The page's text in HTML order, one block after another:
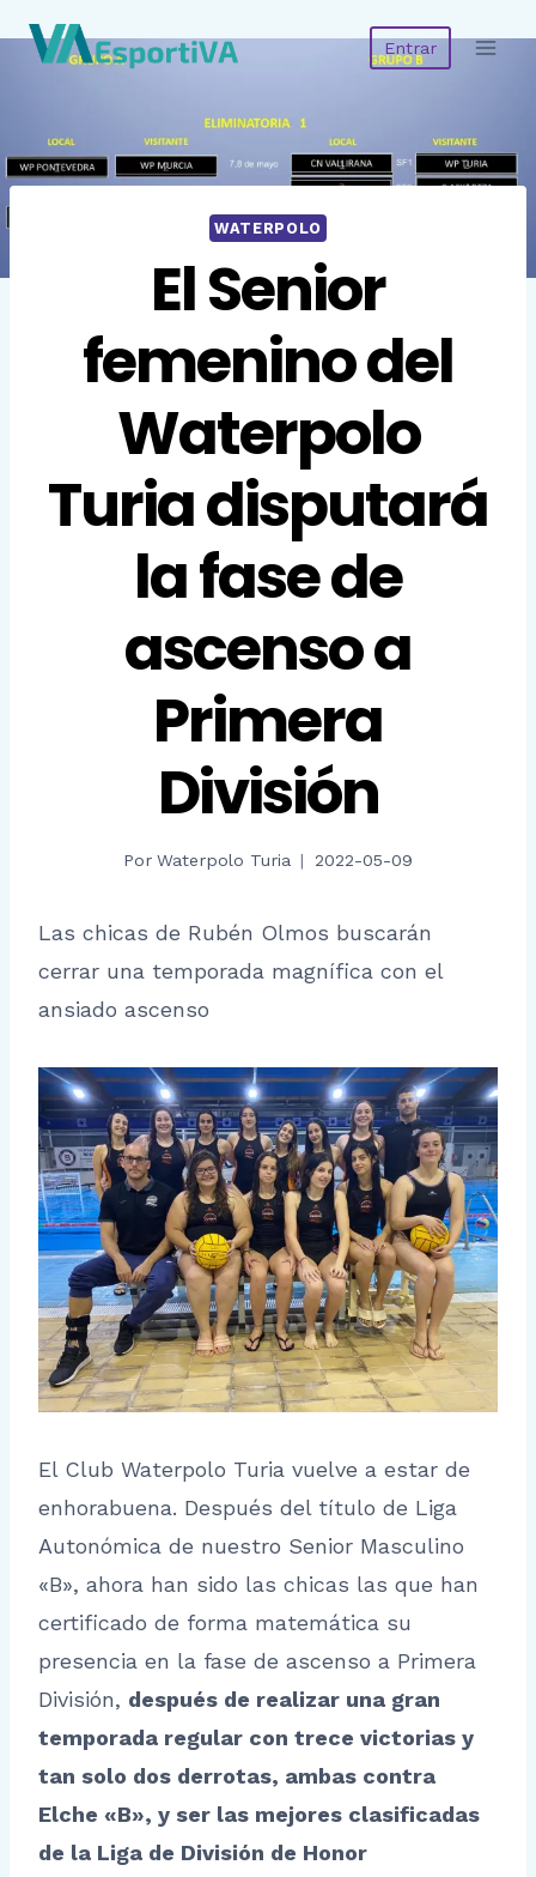
Entrar
WATERPOLO
El Senior
femenino del
Waterpolo
Turia disputará
la fase de
ascenso a
Primera
División
Por Waterpolo Turia 2022-05-09
Las chicas de Rubén Olmos buscarán
cerrar una temporada magnífica con el
ansiado ascenso
El Club Waterpolo Turia vuelve a estar de
enhorabuena. Después del título de Liga
Autonómica de nuestro Senior Masculino
«B», ahora han sido las chicas las que han
certificado de forma matemática su
presencia en la fase de ascenso a Primera
División, después de realizar una gran
temporada regular con trece victorias y
tan solo dos derrotas, ambas contra
Elche «B», y ser las mejores clasificadas
de la Liga de División de Honor